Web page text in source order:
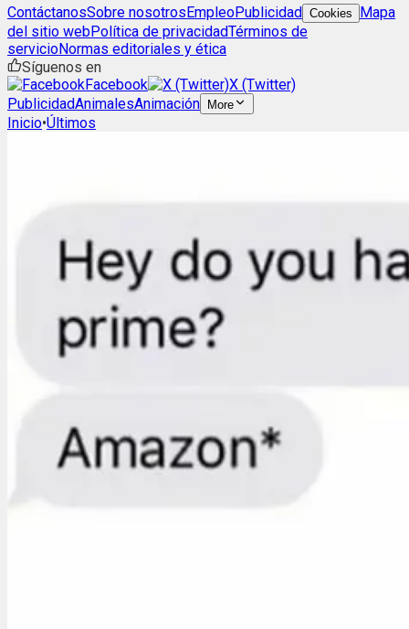
ContáctanosSobre nosotrosEmpleoPublicidad Cookies
Mapa
del sitio webPolítica de privacidadTérminos de
servicioNormas editoriales y ética
Síguenos en
Facebook
X (Twitter)
PublicidadAnimalesAnimación More
Inicio•Últimos